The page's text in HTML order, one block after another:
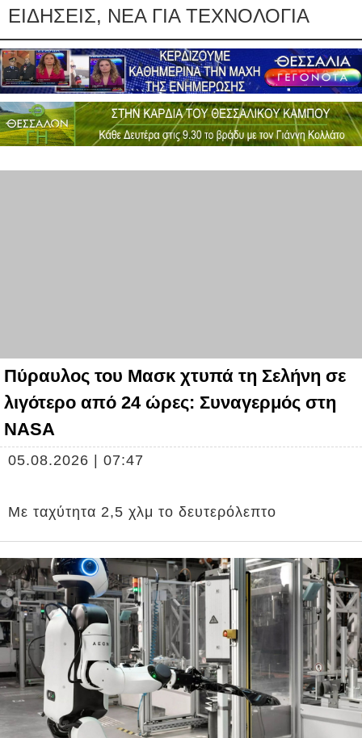
ΕΙΔΗΣΕΙΣ, ΝΕΑ ΓΙΑ ΤΕΧΝΟΛΟΓΙΑ
Πύραυλος του Μασκ χτυπά τη Σελήνη σε
λιγότερο από 24 ώρες: Συναγερμός στη
NASA
05.08.2026 | 07:47
Με ταχύτητα 2,5 χλμ το δευτερόλεπτο